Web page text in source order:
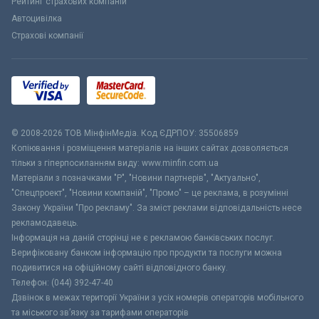
Автоцивілка
Страхові компанії
© 2008-2026 ТОВ МiнфiнМедiа. Код ЄДРПОУ: 35506859
Копіювання і розміщення матеріалів на інших сайтах дозволяється
тільки з гіперпосиланням виду: www.minfin.com.ua
Матеріали з позначками "Р", "Новини партнерів", "Актуально",
"Спецпроект", "Новини компаній", "Промо" – це реклама, в розумінні
Закону України "Про рекламу". За зміст реклами відповідальність несе
рекламодавець.
Інформація на даній сторінці не є рекламою банківських послуг.
Верифіковану банком інформацію про продукти та послуги можна
подивитися на офіційному сайті відповідного банку.
Телефон: (044) 392-47-40
Дзвінок в межах території України з усіх номерів операторів мобільного
та міського зв’язку за тарифами операторів